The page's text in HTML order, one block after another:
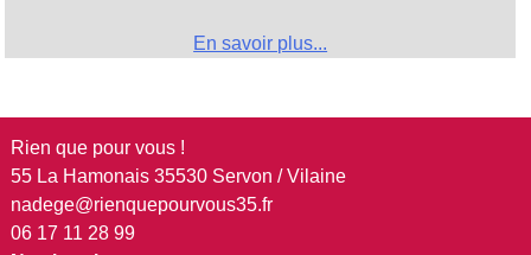
En savoir plus...
Rien que pour vous !
55 La Hamonais 35530 Servon / Vilaine
nadege@rienquepourvous35.fr
06 17 11 28 99